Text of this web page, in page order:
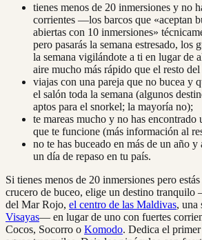
tienes menos de 20 inmersiones y no
corrientes —los barcos que «aceptan
abiertas con 10 inmersiones»
pero pasarás la semana estresado, los
la semana vigilándote a ti en lugar de
aire mucho más rápido que el resto
viajas con una pareja que no bucea y
el salón toda la semana (algunos
aptos para el snorkel; la mayoría no);
te mareas mucho y no has encontrado
que te funcione (más información al
no te has buceado en más de un año y
un día de repaso en tu país.
Si tienes menos de 20 inmersiones pero
crucero de buceo, elige un destino
del Mar Rojo, el centro de las Maldivas, una
Visayas— en lugar de uno con fuertes
Cocos, Socorro o Komodo. Dedica el